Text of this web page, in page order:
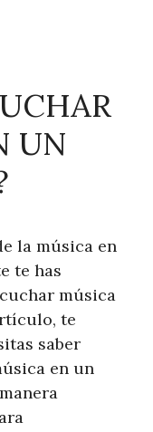
UN
la música en
te has
música
te
saber
en un